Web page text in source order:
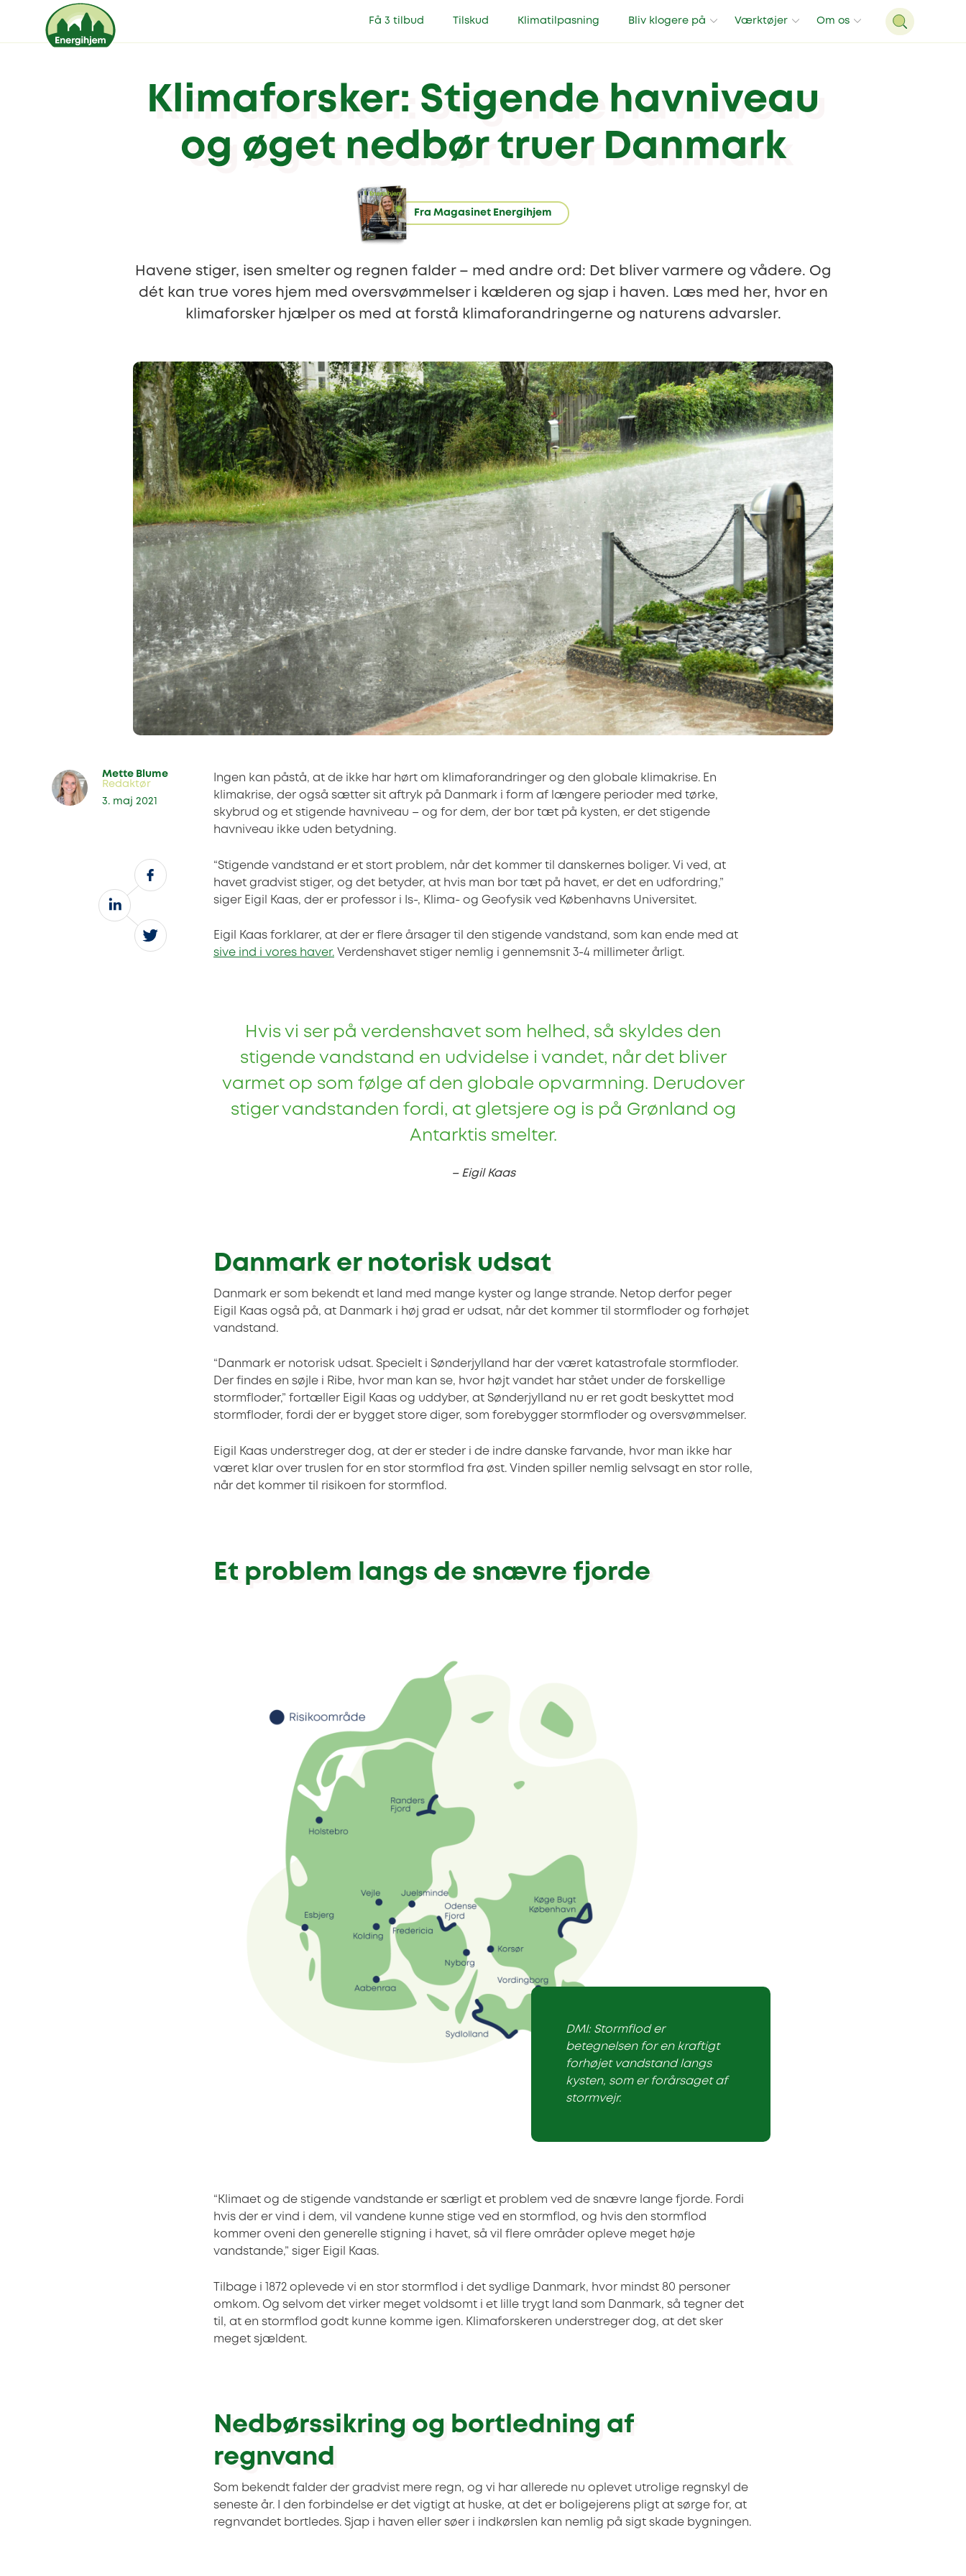
Få 3 tilbud Tilskud Klimatilpasning Bliv klogere på Værktøjer Om os
Klimaforsker: Stigende havniveau
og øget nedbør truer Danmark
Fra Magasinet Energihjem
Havene stiger, isen smelter og regnen falder – med andre ord: Det bliver varmere og vådere. Og
dét kan true vores hjem med oversvømmelser i kælderen og sjap i haven. Læs med her, hvor en
klimaforsker hjælper os med at forstå klimaforandringerne og naturens advarsler.
Mette Blume
Redaktør
3. maj 2021
Ingen kan påstå, at de ikke har hørt om klimaforandringer og den globale klimakrise. En
klimakrise, der også sætter sit aftryk på Danmark i form af længere perioder med tørke,
skybrud og et stigende havniveau – og for dem, der bor tæt på kysten, er det stigende
havniveau ikke uden betydning.
“Stigende vandstand er et stort problem, når det kommer til danskernes boliger. Vi ved, at
havet gradvist stiger, og det betyder, at hvis man bor tæt på havet, er det en udfordring,”
siger Eigil Kaas, der er professor i Is-, Klima- og Geofysik ved Københavns Universitet.
Eigil Kaas forklarer, at der er flere årsager til den stigende vandstand, som kan ende med at
sive ind i vores haver. Verdenshavet stiger nemlig i gennemsnit 3-4 millimeter årligt.
Hvis vi ser på verdenshavet som helhed, så skyldes den
stigende vandstand en udvidelse i vandet, når det bliver
varmet op som følge af den globale opvarmning. Derudover
stiger vandstanden fordi, at gletsjere og is på Grønland og
Antarktis smelter.
– Eigil Kaas
Danmark er notorisk udsat
Danmark er som bekendt et land med mange kyster og lange strande. Netop derfor peger
Eigil Kaas også på, at Danmark i høj grad er udsat, når det kommer til stormfloder og forhøjet
vandstand.
“Danmark er notorisk udsat. Specielt i Sønderjylland har der været katastrofale stormfloder.
Der findes en søjle i Ribe, hvor man kan se, hvor højt vandet har stået under de forskellige
stormfloder,” fortæller Eigil Kaas og uddyber, at Sønderjylland nu er ret godt beskyttet mod
stormfloder, fordi der er bygget store diger, som forebygger stormfloder og oversvømmelser.
Eigil Kaas understreger dog, at der er steder i de indre danske farvande, hvor man ikke har
været klar over truslen for en stor stormflod fra øst. Vinden spiller nemlig selvsagt en stor rolle,
når det kommer til risikoen for stormflod.
Et problem langs de snævre fjorde
DMI: Stormflod er
betegnelsen for en kraftigt
forhøjet vandstand langs
kysten, som er forårsaget af
stormvejr.
“Klimaet og de stigende vandstande er særligt et problem ved de snævre lange fjorde. Fordi
hvis der er vind i dem, vil vandene kunne stige ved en stormflod, og hvis den stormflod
kommer oveni den generelle stigning i havet, så vil flere områder opleve meget høje
vandstande,” siger Eigil Kaas.
Tilbage i 1872 oplevede vi en stor stormflod i det sydlige Danmark, hvor mindst 80 personer
omkom. Og selvom det virker meget voldsomt i et lille trygt land som Danmark, så tegner det
til, at en stormflod godt kunne komme igen. Klimaforskeren understreger dog, at det sker
meget sjældent.
Nedbørssikring og bortledning af
regnvand
Som bekendt falder der gradvist mere regn, og vi har allerede nu oplevet utrolige regnskyl de
seneste år. I den forbindelse er det vigtigt at huske, at det er boligejerens pligt at sørge for, at
regnvandet bortledes. Sjap i haven eller søer i indkørslen kan nemlig på sigt skade bygningen.